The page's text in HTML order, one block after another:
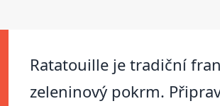
Ratatouille je tradiční
zeleninový pokrm.